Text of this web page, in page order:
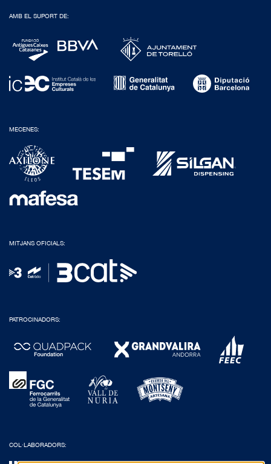
AMB EL SUPORT DE:
MECENES:
MITJANS OFICIALS:
PATROCINADORS:
COL·LABORADORS: